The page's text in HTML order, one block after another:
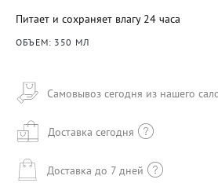
Питает и сохраняет влагу 24 часа
ОБЪЕМ: 350 МЛ
Самовывоз сегодня из нашего
Доставка сегодня
Доставка до 7 дней